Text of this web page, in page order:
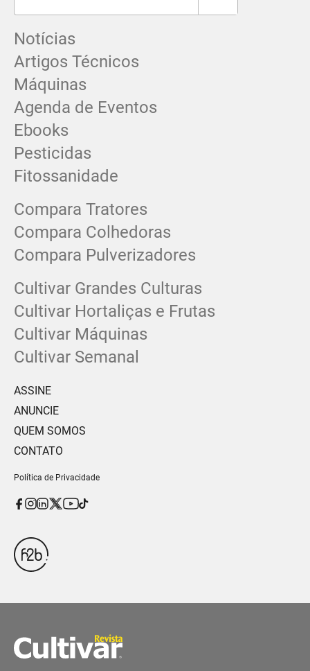
Notícias
Artigos Técnicos
Máquinas
Agenda de Eventos
Ebooks
Pesticidas
Fitossanidade
Compara Tratores
Compara Colhedoras
Compara Pulverizadores
Cultivar Grandes Culturas
Cultivar Hortaliças e Frutas
Cultivar Máquinas
Cultivar Semanal
ASSINE
ANUNCIE
QUEM SOMOS
CONTATO
Política de Privacidade